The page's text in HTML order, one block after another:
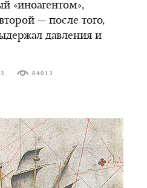
«иноагентом»,
— после того,
давления и
84013